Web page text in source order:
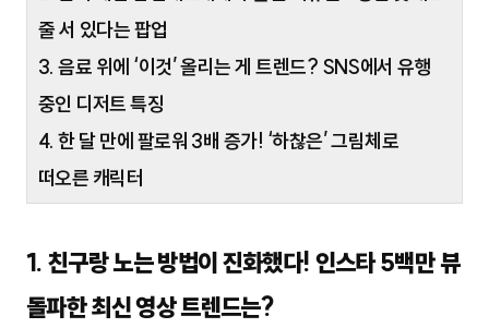
줄 서 있다는 팝업
3. 음료 위에 ‘이것’ 올리는 게 트렌드? SNS에서 유행
중인 디저트 특징
4. 한 달 만에 팔로워 3배 증가! ‘하찮은’ 그림체로
떠오른 캐릭터
1. 친구랑 노는 방법이 진화했다! 인스타 5백만 뷰
돌파한 최신 영상 트렌드는?